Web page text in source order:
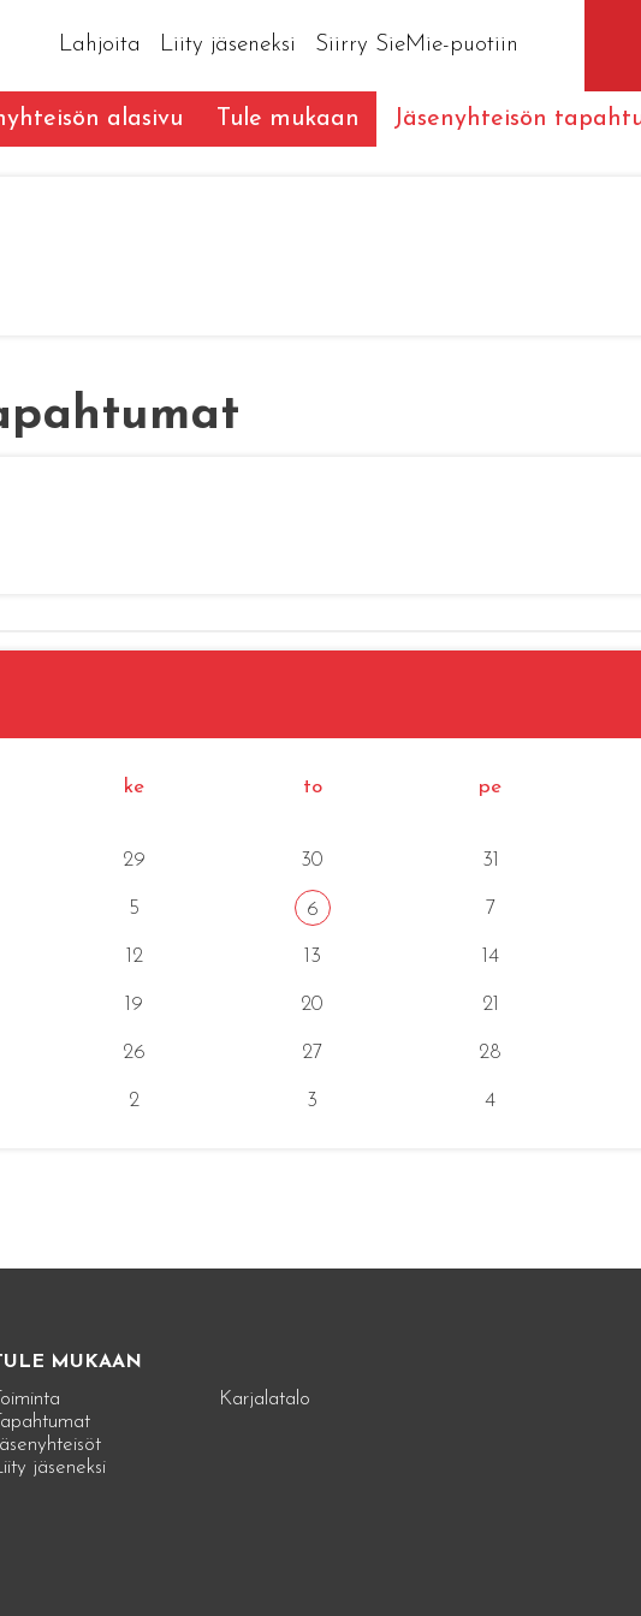
Lahjoita Liity jäseneksi Siirry SieMie-puotiin
alasivu Tule mukaan Jäsenyhteisön
ke to pe
29 30 31
5 6 7
12 13 14
19 20 21
26 27 28
2 3 4
MUKAAN
Toiminta
Tapahtumat
Jäsenyhteisöt
jäseneksi
Karjalatalo